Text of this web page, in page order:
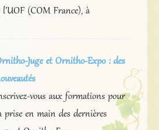
(COM France), à
Juge et Ornitho-Expo : des
vous aux formations pour
prise en main des dernières